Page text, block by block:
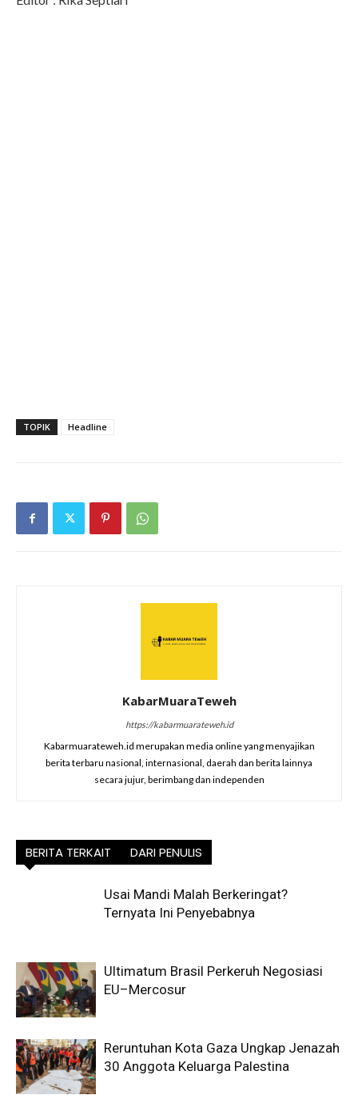
TOPIK Headline
KabarMuaraTeweh
https://kabarmuarateweh.id
Kabarmuarateweh.id merupakan media online yang menyajikan
berita terbaru nasional, internasional, daerah dan berita lainnya
secara jujur, berimbang dan independen
BERITA TERKAIT DARI PENULIS
Usai Mandi Malah Berkeringat?
Ternyata Ini Penyebabnya
Ultimatum Brasil Perkeruh Negosiasi
EU–Mercosur
Reruntuhan Kota Gaza Ungkap Jenazah
30 Anggota Keluarga Palestina